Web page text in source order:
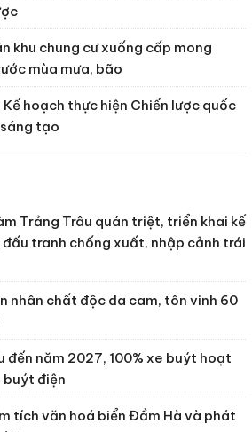
khu chung cư xuống cấp mong
mùa mưa, bão
hoạch thực hiện Chiến lược quốc
tạo
Trảng Trâu quán triệt, triển khai kế
tranh chống xuất, nhập cảnh trái
nhân chất độc da cam, tôn vinh 60
đến năm 2027, 100% xe buýt hoạt
buýt điện
tích văn hoá biển Đầm Hà và phát